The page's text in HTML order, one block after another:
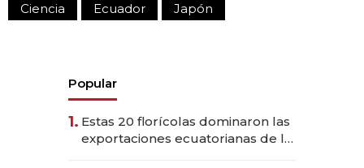
Ciencia Ecuador Japón
Popular
1. Estas 20 florícolas dominaron las
exportaciones ecuatorianas de la